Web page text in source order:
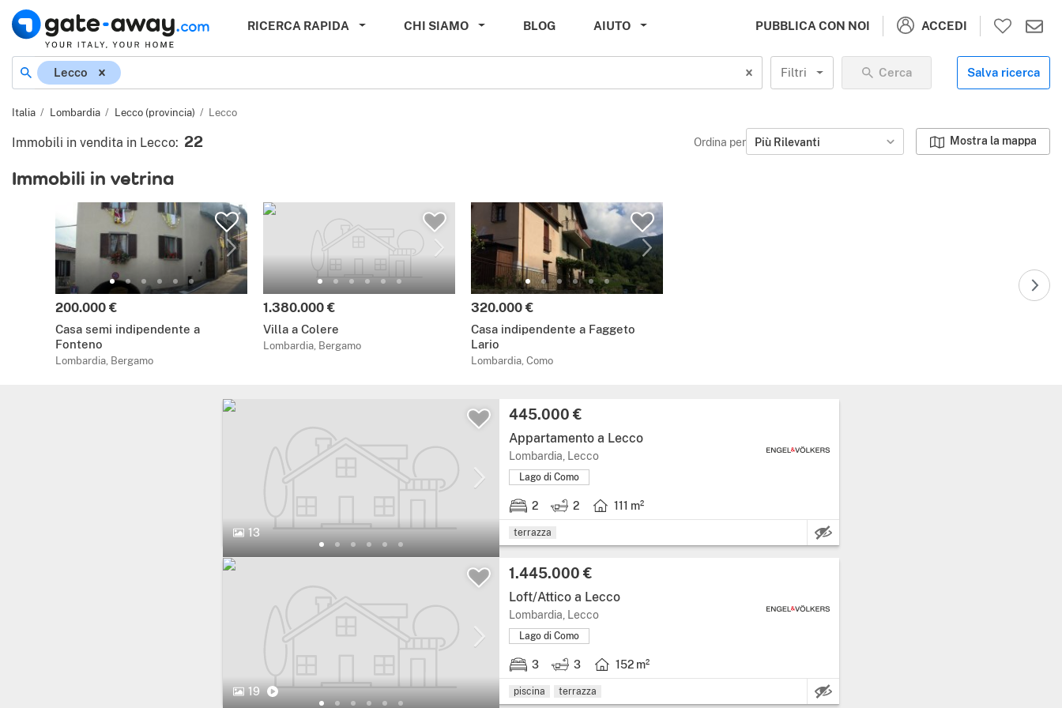
RICERCA RAPIDA CHI SIAMO BLOG AIUTO PUBBLICA CON NOI ACCEDI
Lecco Filtri Cerca Salva ricerca
Italia Lombardia Lecco (provincia) Lecco
Immobili in vendita in Lecco: 22 Ordina per Più Rilevanti Mostra la mappa
Immobili in vetrina
200.000 €
Casa semi indipendente a
Fonteno
Lombardia, Bergamo
1.380.000 €
Villa a Colere
Lombardia, Bergamo
320.000 €
Casa indipendente a Faggeto
Lario
Lombardia, Como
13
445.000 €
Appartamento a Lecco
Lombardia, Lecco
Lago di Como
2 2 111 m²
terrazza
19
1.445.000 €
Loft/Attico a Lecco
Lombardia, Lecco
Lago di Como
3 3 152 m²
piscina terrazza